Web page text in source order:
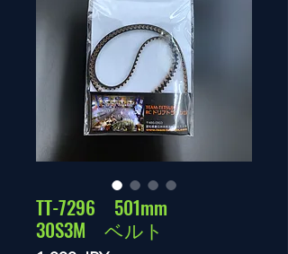
TT-7296 501mm
30S3M ベルト